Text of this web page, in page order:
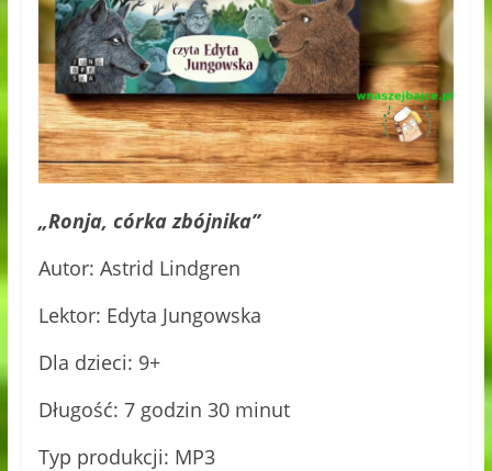
„Ronja, córka zbójnika”
Autor: Astrid Lindgren
Lektor: Edyta Jungowska
Dla dzieci: 9+
Długość: 7 godzin 30 minut
Typ produkcji: MP3